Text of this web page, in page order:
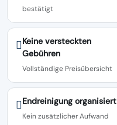
bestätigt
Keine versteckten
Gebühren
Vollständige Preisübersicht
Endreinigung organisiert
Kein zusätzlicher Aufwand